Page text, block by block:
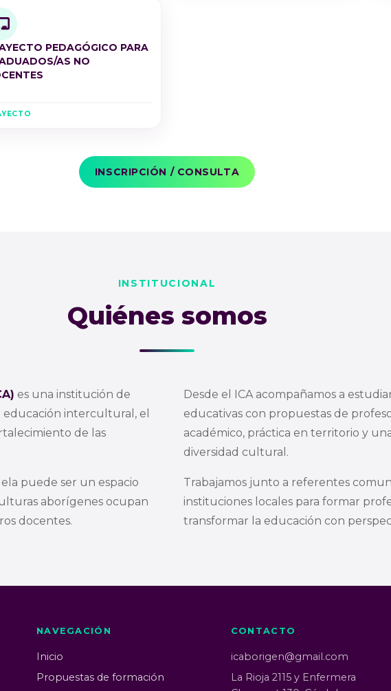
PEDAGÓGICO PARA
AS NO
INSCRIPCIÓN / CONSULTA
INSTITUCIONAL
Quiénes somos
es una institución de
intercultural, el
de las
puede ser un espacio
aborígenes ocupan
docentes.
Desde el ICA acompañamos a
educativas con propuestas de
académico, práctica en territorio y
diversidad cultural.
Trabajamos junto a referentes
instituciones locales para formar
transformar la educación con
NAVEGACIÓN
Inicio
Propuestas de formación
CONTACTO
icaborigen@gmail.com
La Rioja 2115 y Enfermera